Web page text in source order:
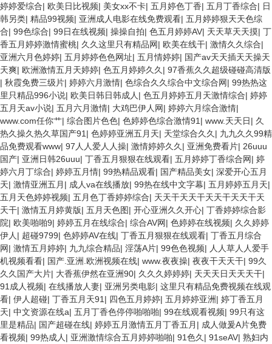
婷婷爱综合| 欧美日比视频| 美女xx不卡| 五月婷色丁香| 五月丁香综合| 日
韩另类| 精品99视频| 亚洲成人电影在线免费观看| 五月婷婷狠天天色综
合| 99色综合| 99日在线视频| 操操自拍| 色五月婷婷AV| 天天草天天摸| 丁
香五月婷婷激情蜜桃| 久久这里只有精品网| 欧美在线干| 激情久久综合|
亚洲六月色婷婷| 五月婷婷色色网址| 五月情婷婷| 国产av天天插天天操天
天爽| 欧洲激情五月天婷婷| 色五月婷婷久久 | 97香蕉久久超级碰碰高清版
| 秋霞免费三级片| 婷婷六月激情| 色综合久久综合中文综合网| 99热热这
里只精品996小说| 欧美日韩日韩成人 | 色五月婷婷五月天激情综合| 婷婷
五月天av小说| 五月六月激情| 大鸡巴伊人网| 婷婷六月综合激情|
www.com任你艹| 综合图片色色| 色婷婷色综合激情91 | www.天天日| 久
热久操久热久草国产91 | 色婷婷亚洲五月天| 天堂综合久久 | 九九久久99精
品免费观看www| 97人人爱人人操| 激情婷婷久久 | 亚洲免费看片| 26uuu
国产| 亚洲日韩26uuu| 丁香五月狠狠在线观看| 五月婷婷丁香综合网| 婷
婷六月丁综合| 婷婷五月情| 99热精品观看| 国产精品美女| 深爱开心五月
天| 激情亚洲五月 | 成人va在线播放| 99热在线中文字幕| 五月婷婷五月天|
五月天色婷婷视频| 五月色丁香婷婷综合| 天天干天天干天天干天天干天
天干| 激情五月婷黄版| 五月天色图| 开心亚洲久久开心| 丁香婷婷综合影
院| 欧美啪啪9| 婷婷五月在线综合| 综合AV网| 色婷婷在线视频| 久久婷婷
伊人 | 超碰9799| 色婷婷AV在线| 丁香五月狠狠在线观看| 丁香五月综合
网| 激情五月婷婷| 九九综合精品| 淫荡A片| 99色色视频| 人人草人人爱手
机视频看看| 国产.亚洲.欧洲视频在线| www.夜夜操| 夜夜干天天干| 99久
久久国产大片| 大香蕉伊然在亚洲90| 久久久婷婷婷| 天天天日天天天干|
91成人视频| 在线播放人妻| 亚洲另类电影| 这里只有精品免费视频在线观
看| 伊人超碰| 丁香五月天91 | 四色五月婷婷| 五月婷婷亚洲| 婷丁香五月
天| 中文资源在线a| 五月丁香色停停啪啪啪| 99在线观看视频| 99只有这
里是精品| 国产超碰在线| 婷婷五月激情五月丁香五月 | 成人做爰A片免费
看视频| 99热成人 | 亚洲激情综合五月婷婷啪啪| 91色久 | 91seAV| 熟妇内